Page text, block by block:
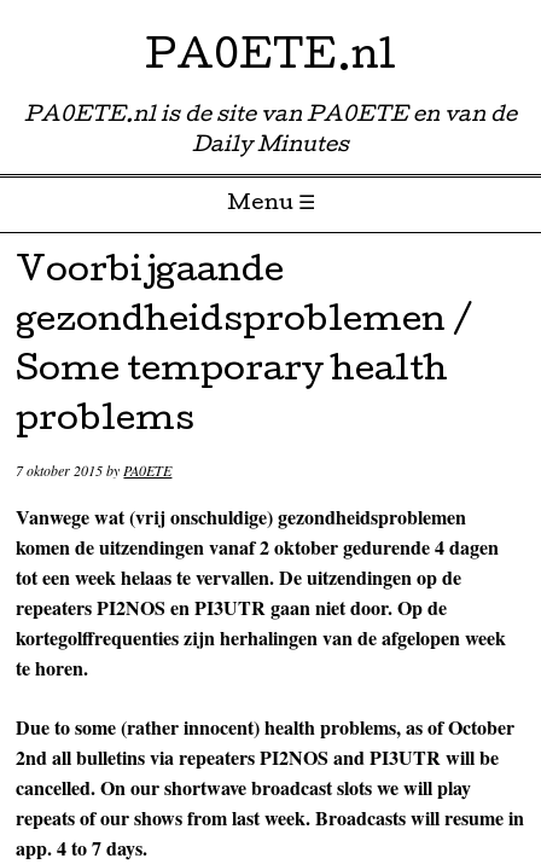
PA0ETE.nl
PA0ETE.nl is de site van PA0ETE en van de
Daily Minutes
Menu ☰
Skip to content
Voorbijgaande
gezondheidsproblemen /
Some temporary health
problems
7 oktober 2015byPA0ETE
Vanwege wat (vrij onschuldige) gezondheidsproblemen
komen de uitzendingen vanaf 2 oktober gedurende 4 dagen
tot een week helaas te vervallen. De uitzendingen op de
repeaters PI2NOS en PI3UTR gaan niet door. Op de
kortegolffrequenties zijn herhalingen van de afgelopen week
te horen.
Due to some (rather innocent) health problems, as of October
2nd all bulletins via repeaters PI2NOS and PI3UTR will be
cancelled. On our shortwave broadcast slots we will play
repeats of our shows from last week. Broadcasts will resume in
app. 4 to 7 days.